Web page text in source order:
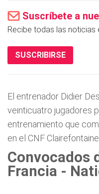
Suscríbete a
Recibe todas las noticias
SUSCRIBIRSE
El entrenador Didier
veinticuatro jugadores
entrenamiento que
en el CNF Clairefontaine.
Convocados
Francia -